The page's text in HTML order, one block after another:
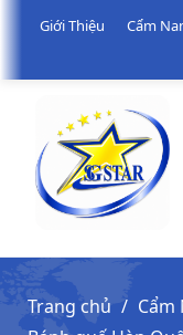
Giới Thiệu Cẩm
Trang chủ
Cẩm